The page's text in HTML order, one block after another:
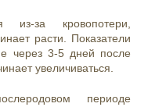
из-за кровопотери,
расти. Показатели
через 3-5 дней после
увеличиваться.
периоде